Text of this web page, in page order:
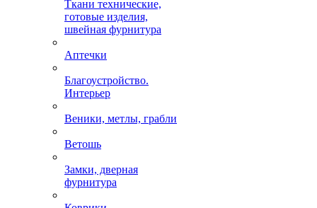
Ткани технические,
готовые изделия,
швейная фурнитура
Аптечки
Благоустройство.
Интерьер
Веники, метлы, грабли
Ветошь
Замки, дверная
фурнитура